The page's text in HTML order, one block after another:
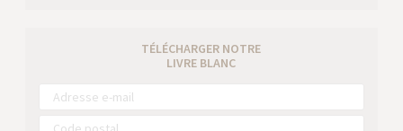
TÉLÉCHARGER NOTRE
LIVRE BLANC